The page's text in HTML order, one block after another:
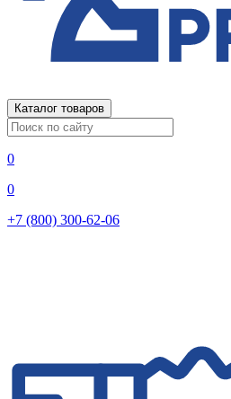
Каталог товаров
0
0
+7 (800) 300-62-06